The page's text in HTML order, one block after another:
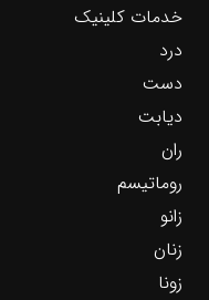
خدمات کلینیک
درد
دست
دیابت
ران
روماتیسم
زانو
زنان
زونا